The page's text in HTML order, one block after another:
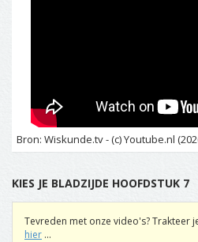
Bron: Wiskunde.tv - (c) Youtube.nl
KIES JE BLADZIJDE HOOFDSTUK 7
Tevreden met onze video's? Trakteer
hier ...